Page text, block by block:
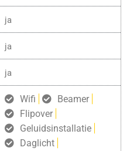
ja
ja
ja
Wifi
Beamer
Flipover
Geluidsinstallatie
Daglicht